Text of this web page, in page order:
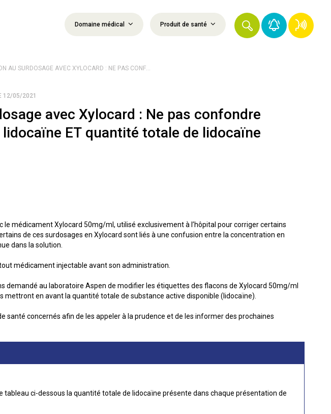
Domaine médical Produit de santé
AU SURDOSAGE AVEC XYLOCARD : NE PAS CONF...
12/05/2021
avec Xylocard : Ne pas confondre
ET quantité totale de lidocaïne
médicament Xylocard 50mg/ml, utilisé exclusivement à l’hôpital pour corriger certains
de ces surdosages en Xylocard sont liés à une confusion entre la concentration en
dans la solution.
médicament injectable avant son administration.
demandé au laboratoire Aspen de modifier les étiquettes des flacons de Xylocard 50mg/ml
en avant la quantité totale de substance active disponible (lidocaïne).
santé concernés afin de les appeler à la prudence et de les informer des prochaines
tableau ci-dessous la quantité totale de lidocaïne présente dans chaque présentation de